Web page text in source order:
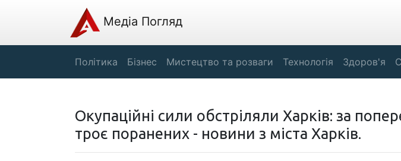
Медіа Погляд
Політика Бізнес Мистецтво та розваги Технологія Здоров'я
Окупаційні сили обстріляли Харків: за
троє поранених - новини з міста Харків.